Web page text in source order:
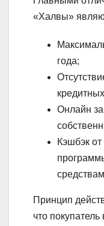
«Халвы»
года;
Онлайн
Кэшбэк
Принцип
что